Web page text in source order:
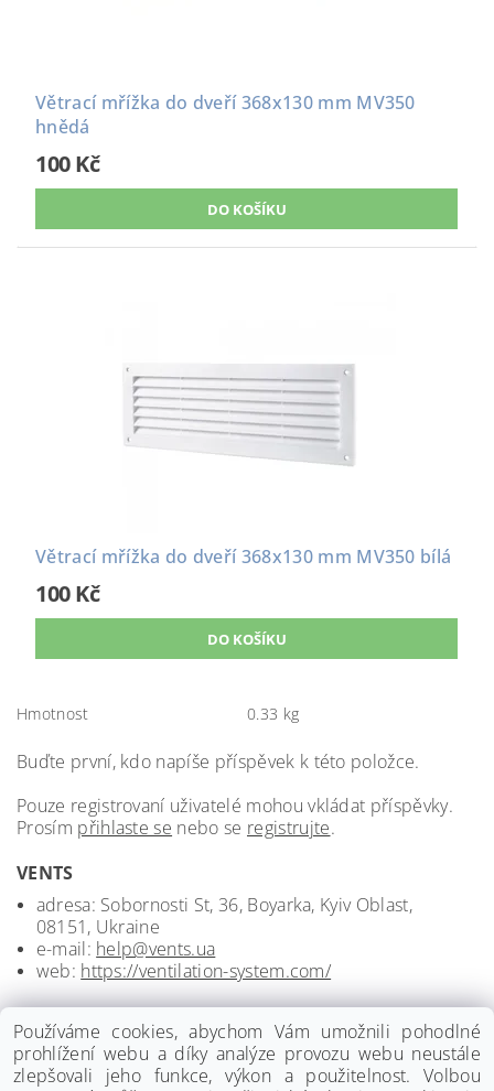
Větrací mřížka do dveří 368x130 mm MV350
hnědá
100 Kč
Větrací mřížka do dveří 368x130 mm MV350 bílá
100 Kč
Hmotnost 0.33 kg
Buďte první, kdo napíše příspěvek k této položce.
Pouze registrovaní uživatelé mohou vkládat příspěvky.
Prosím přihlaste se nebo se registrujte.
VENTS
adresa: Sobornosti St, 36, Boyarka, Kyiv Oblast,
08151, Ukraine
e-mail: help@vents.ua
web: https://ventilation-system.com/
Používáme cookies, abychom Vám umožnili pohodlné
prohlížení webu a díky analýze provozu webu neustále
zlepšovali jeho funkce, výkon a použitelnost. Volbou